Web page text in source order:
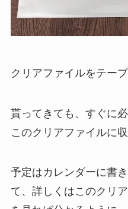
クリアファイルをテープ
貰ってきても、すぐに
このクリアファイルに
予定はカレンダーに書
て、詳しくはこのクリ